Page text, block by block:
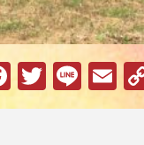
F
a
T
w
Li
n
E
m